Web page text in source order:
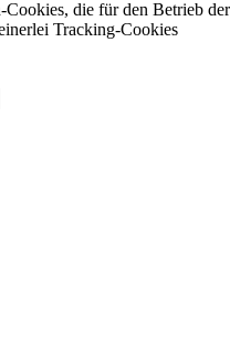
die für den Betrieb der
Tracking-Cookies